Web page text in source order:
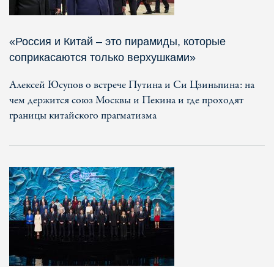
«Россия и Китай – это пирамиды, которые
соприкасаются только верхушками»
Алексей Юсупов о встрече Путина и Си Цзиньпина: на
чем держится союз Москвы и Пекина и где проходят
границы китайского прагматизма